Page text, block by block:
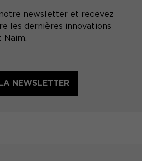
newsletter et recevez
les dernières innovations
NEWSLETTER